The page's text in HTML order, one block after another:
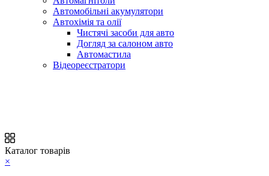
Автомобільні акумулятори
Автохімія та олії
Чистячі засоби для авто
Догляд за салоном авто
Автомастила
Відеореєстратори
Каталог товарів
×